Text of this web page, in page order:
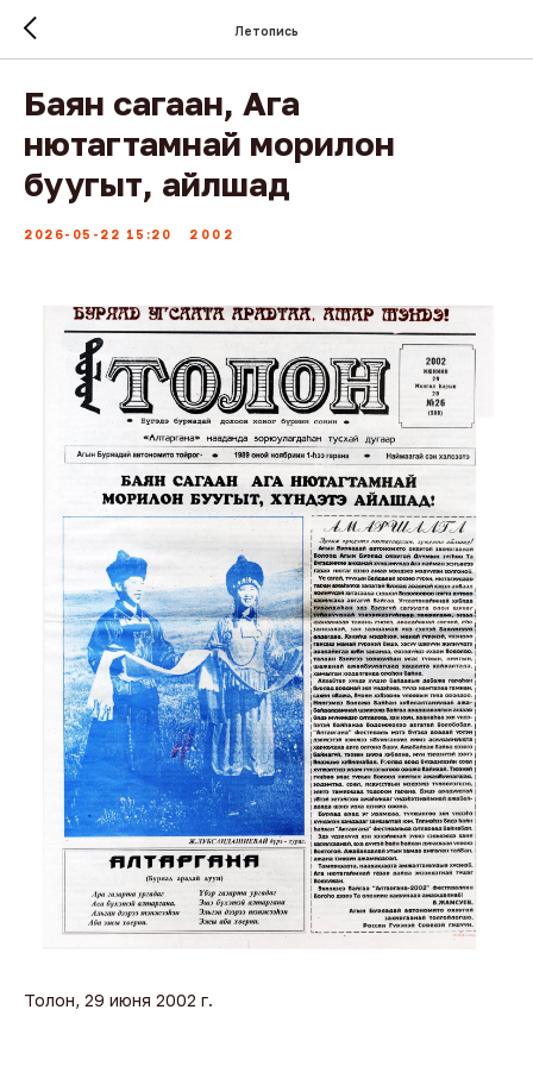
Летопись
Баян сагаан, Ага
нютагтамнай морилон
буугыт, айлшад
2026-05-22 15:20 2002
Толон, 29 июня 2002 г.